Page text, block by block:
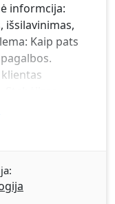
informcija:
išsilavinimas,
Kaip pats
problema:
ir kokius